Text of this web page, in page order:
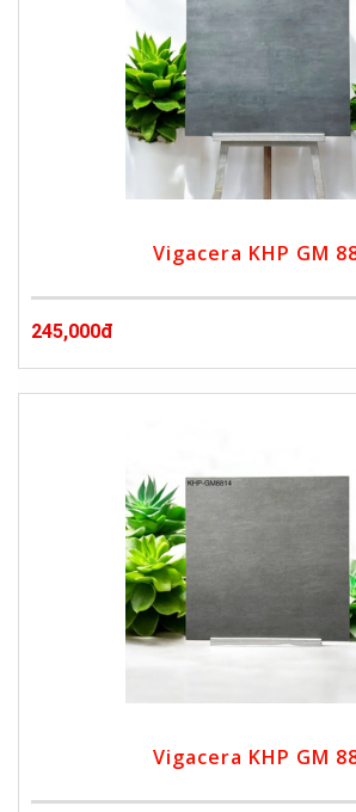
Vigacera KHP GM
245,000đ
Vigacera KHP GM